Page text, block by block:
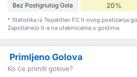
Bez Postignutog Gola 20%
* Statistika iz Tepatitlan FC II-ovog postizanja
Zapotlanejo II-a na utakmicama u gostima.
Primljeno Golova
Ko će primiti golove?